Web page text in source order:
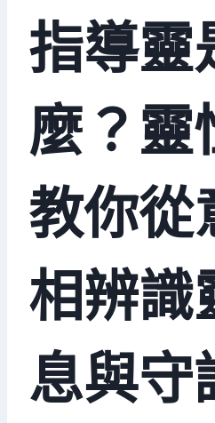
指導靈
麼？靈
教你從
相辨識
息與守